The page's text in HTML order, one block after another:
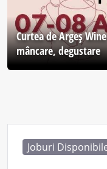
Curtea de Argeş
mâncare, degustare
Joburi